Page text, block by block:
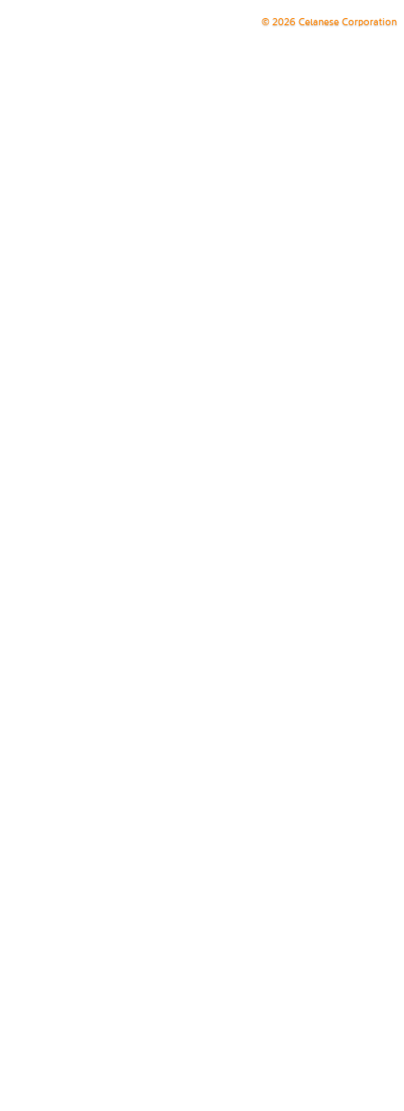
© 2026 Celanese Corporation